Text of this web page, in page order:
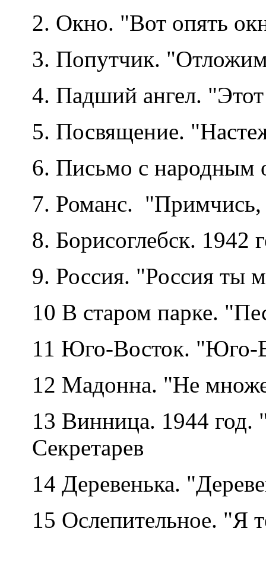
2. Окно. "Вот опять
3. Попутчик.
4. Падший ангел.
5. Посвящение.
6. Письмо с народным
7. Романс. "Примчись,
8. Борисоглебск.
9. Россия. "Россия ты
10 В старом парке.
11 Юго-Восток. "Юго-
12 Мадонна. "Не
13 Винница. 1944 год.
Секретарев
14 Деревенька.
15 Ослепительное. "Я